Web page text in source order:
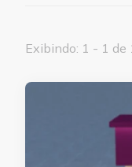
Exibindo: 1 - 1 de